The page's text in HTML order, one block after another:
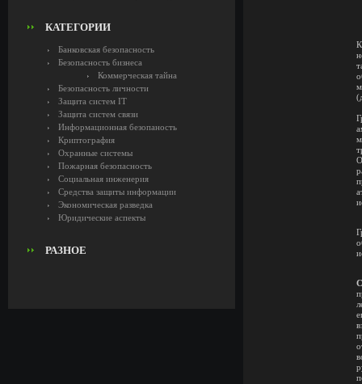
КАТЕГОРИИ
Банковская безопасность
Безопасность бизнеса
Коммерческая тайна
Безопасность личности
Защита систем IT
Защита систем связи
Информационная безопаность
Криптография
Охранные системы
Пожарная безопасность
Социальная инженерия
Средства защиты информации
Экономическая разведка
Юридические аспекты
РАЗНОЕ